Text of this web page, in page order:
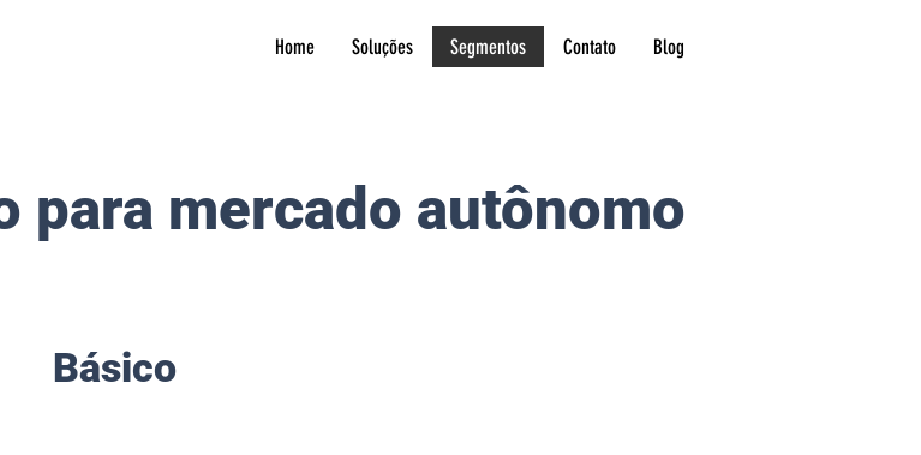
Home Soluções Segmentos Contato Blog
para mercado autônomo
Básico